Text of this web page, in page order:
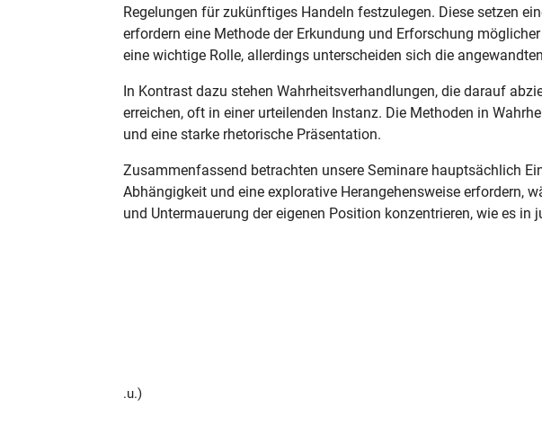
Regelungen für zukünftiges Handeln festzulegen. Diese setzen
erfordern eine Methode der Erkundung und Erforschung
eine wichtige Rolle, allerdings unterscheiden sich die
In Kontrast dazu stehen Wahrheitsverhandlungen, die darauf
erreichen, oft in einer urteilenden Instanz. Die Methoden in
und eine starke rhetorische Präsentation.
Zusammenfassend betrachten unsere Seminare hauptsächlich
Abhängigkeit und eine explorative Herangehensweise erfordern,
und Untermauerung der eigenen Position konzentrieren, wie es
.u.)